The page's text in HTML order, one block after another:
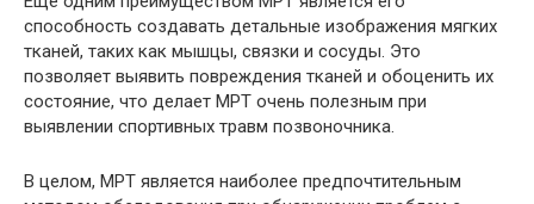
способность создавать детальные изображения мягких
тканей, таких как мышцы, связки и сосуды. Это
позволяет выявить повреждения тканей и обоценить их
состояние, что делает МРТ очень полезным при
выявлении спортивных травм позвоночника.
В целом, МРТ является наиболее предпочтительным